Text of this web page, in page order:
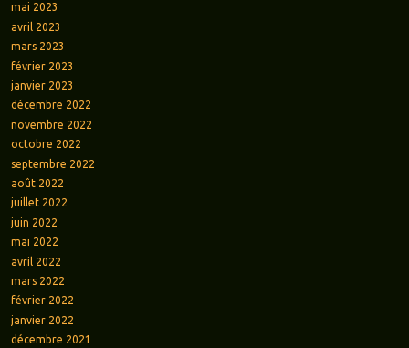
mai 2023
avril 2023
mars 2023
février 2023
janvier 2023
décembre 2022
novembre 2022
octobre 2022
septembre 2022
août 2022
juillet 2022
juin 2022
mai 2022
avril 2022
mars 2022
février 2022
janvier 2022
décembre 2021